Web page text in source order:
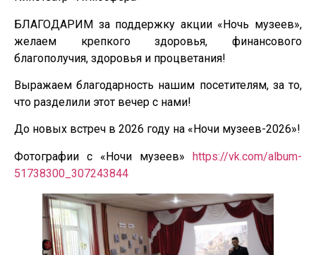
БЛАГОДАРИМ за поддержку акции «Ночь музеев»,
желаем крепкого здоровья, финансового
благополучия, здоровья и процветания!
Выражаем благодарность нашим посетителям, за то,
что разделили этот вечер с нами!
До новых встреч в 2026 году на «Ночи музеев-2026»!
Фотографии с «Ночи музеев» https://vk.com/album-
51738300_307243844